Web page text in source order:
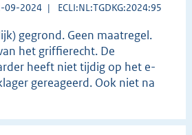
09-2024
ECLI:NL:TGDKG:2024:95
gegrond. Geen maatregel.
het griffierecht. De
heeft niet tijdig op het e-
gereageerd. Ook niet na